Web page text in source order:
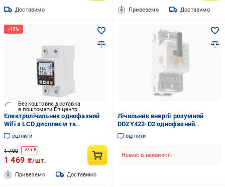
Доставимо Привеземо Доставимо
Безкоштовна доставка
в поштомати Епіцентр
Електролічильник однофазний
Wifi з LCD дисплеєм та
захистом
оцінити
1 700 -231 ₴
1 469 ₴/шт.
Привеземо Доставимо
Лічильник енергії розумний
DDZY422-D2 однофазний
дистанційне керування Wi-Fi
(2821468093)
оцінити
Немає в наявності